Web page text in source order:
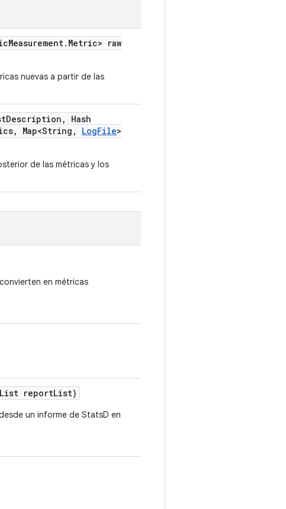
Measurement. Metric> raw
nuevas a partir de las
Description ,
Hash
, Map<String , LogFile>
de las métricas y los
en métricas
List reportList)
un informe de StatsD en